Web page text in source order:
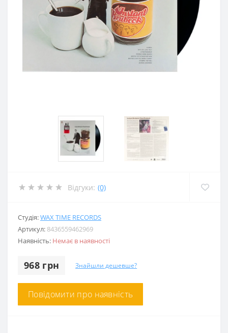
Відгуки: (0)
Студія:WAX TIME RECORDS
Артикул: 8436559462969
Наявність: Немає в наявності
968 грн Знайшли дешевше?
Повідомити про наявність